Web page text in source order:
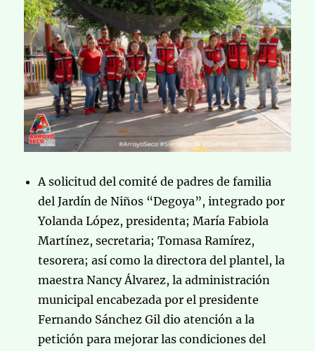
A solicitud del comité de padres de familia
del Jardín de Niños “Degoya”, integrado por
Yolanda López, presidenta; María Fabiola
Martínez, secretaria; Tomasa Ramírez,
tesorera; así como la directora del plantel, la
maestra Nancy Álvarez, la administración
municipal encabezada por el presidente
Fernando Sánchez Gil dio atención a la
petición para mejorar las condiciones del